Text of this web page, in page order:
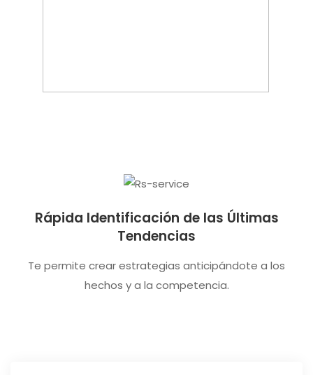
Rápida Identificación de las Últimas
Tendencias
Te permite crear estrategias anticipándote a los
hechos y a la competencia.